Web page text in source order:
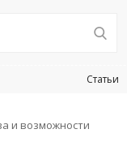
Статьи
и возможности